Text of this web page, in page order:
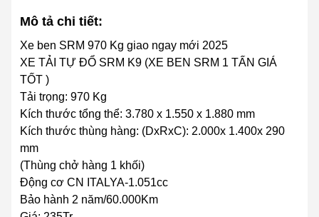
Mô tả chi tiết:
Xe ben SRM 970 Kg giao ngay mới 2025
XE TẢI TỰ ĐỔ SRM K9 (XE BEN SRM 1 TẤN GIÁ
TỐT )
Tải trọng: 970 Kg
Kích thước tổng thể: 3.780 x 1.550 x 1.880 mm
Kích thước thùng hàng: (DxRxC): 2.000x 1.400x 290
mm
(Thùng chở hàng 1 khối)
Động cơ CN ITALYA-1.051cc
Bảo hành 2 năm/60.000Km